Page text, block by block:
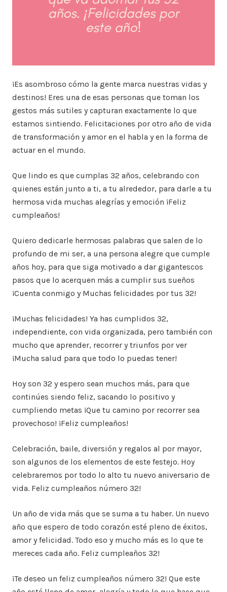
¡Es asombroso cómo la gente marca nuestras vidas y
destinos! Eres una de esas personas que toman los
gestos más sutiles y capturan exactamente lo que
estamos sintiendo. Felicitaciones por otro año de vida
de transformación y amor en el habla y en la forma de
actuar en el mundo.
Que lindo es que cumplas 32 años, celebrando con
quienes están junto a ti, a tu alrededor, para darle a tu
hermosa vida muchas alegrías y emoción ¡Feliz
cumpleaños!
Quiero dedicarle hermosas palabras que salen de lo
profundo de mi ser, a una persona alegre que cumple
años hoy, para que siga motivado a dar gigantescos
pasos que lo acerquen más a cumplir sus sueños
¡Cuenta conmigo y Muchas felicidades por tus 32!
¡Muchas felicidades! Ya has cumplidos 32,
independiente, con vida organizada, pero también con
mucho que aprender, recorrer y triunfos por ver
¡Mucha salud para que todo lo puedas tener!
Hoy son 32 y espero sean muchos más, para que
continúes siendo feliz, sacando lo positivo y
cumpliendo metas ¡Que tu camino por recorrer sea
provechoso! ¡Feliz cumpleaños!
Celebración, baile, diversión y regalos al por mayor,
son algunos de los elementos de este festejo. Hoy
celebraremos por todo lo alto tu nuevo aniversario de
vida. Feliz cumpleaños número 32!
Un año de vida más que se suma a tu haber. Un nuevo
año que espero de todo corazón esté pleno de éxitos,
amor y felicidad. Todo eso y mucho más es lo que te
mereces cada año. Feliz cumpleaños 32!
¡Te deseo un feliz cumpleaños número 32! Que este